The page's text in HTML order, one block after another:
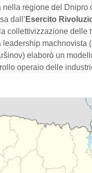
nella regione del Dnipro
dall’ Esercito
collettivizzazione delle
machnovista
elaborò un
operaio delle